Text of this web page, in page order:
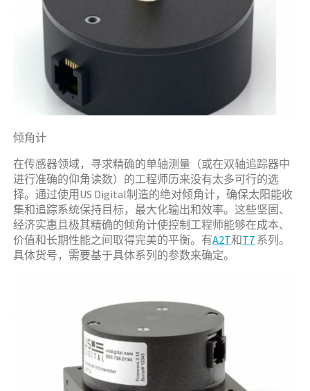
倾角计
在传感器领域，寻求精确的单轴测量（或在双轴追踪器中
进行准确的仰角读数）的工程师历来没有太多可行的选
择。通过使用US Digital制造的绝对倾角计，确保太阳能收
集和追踪系统保持目标，最大化输出和效率。这些坚固、
经济实惠且极其精确的倾角计使控制工程师能够在成本、
价值和长期性能之间取得完美的平衡。有A2T和T7 系列。
具体货号，需要基于具体系列的参数来确定。